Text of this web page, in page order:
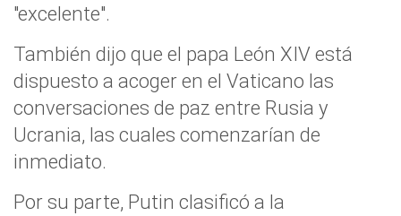
"excelente".
También dijo que el papa León XIV está
dispuesto a acoger en el Vaticano las
conversaciones de paz entre Rusia y
Ucrania, las cuales comenzarían de
inmediato.
Por su parte, Putin clasificó a la